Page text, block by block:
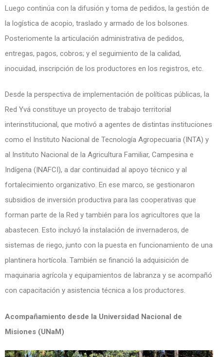
Luego continúa con la difusión y toma de pedidos, la gestión de
la logística de acopio, traslado y armado de los bolsones.
Posteriomente la articulación administrativa de pedidos,
entregas, pagos, cobros; y el seguimiento de la calidad,
inocuidad, inscripción de los productores en los registros, etc.
Desde la perspectiva de implementación de políticas públicas, la
Red Yvá constituye un proyecto de trabajo territorial
interinstitucional, que motivó a agentes de distintas instituciones
como el Instituto Nacional de Tecnología Agropecuaria (INTA) y
al Instituto Nacional de la Agricultura Familiar, Campesina e
Indígena (INAFCI), a dar continuidad al apoyo técnico y al
fortalecimiento organizativo. En ese marco, se gestionaron
subsidios de inversión productiva para las cooperativas que
forman parte de la Red y también para los agricultores que la
abastecen. Esto incluyó la instalación de invernaderos, de
sistemas de riego, junto con la puesta en funcionamiento de una
plantinera hortícola. También se financió la adquisición de
maquinaria agrícola y equipamientos de labranza y se acompañó
con capacitación y asistencia técnica a los productores.
Acompañamiento desde la Universidad Nacional de
Misiones (UNaM)